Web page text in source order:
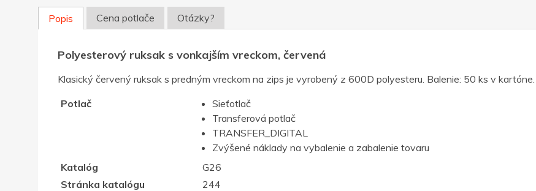
Popis Cena potlače Otázky?
Polyesterový ruksak s vonkajším vreckom, červená
Klasický červený ruksak s predným vreckom na zips je vyrobený z 600D polyesteru. Balenie: 50 ks v kartóne.
Potlač
Sieťotlač
Transferová potlač
TRANSFER_DIGITAL
Zvýšené náklady na vybalenie a zabalenie tovaru
Katalóg
G26
Stránka katalógu
244